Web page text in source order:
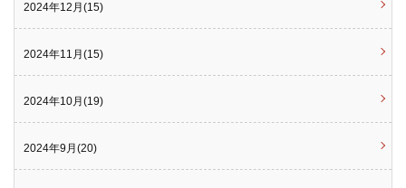
2024年12月(15)
2024年11月(15)
2024年10月(19)
2024年9月(20)